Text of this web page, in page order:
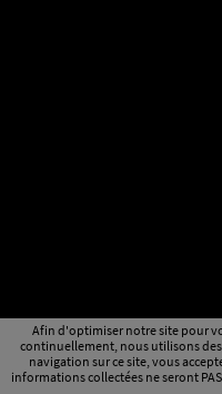
Afin d'optimiser notre site pour
continuellement, nous utilisons
navigation sur ce site, vous
informations collectées ne seront